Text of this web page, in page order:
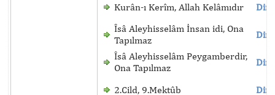
Kurân-ı Kerîm, Allah Kelâmıdır
Îsâ Aleyhisselâm İnsan idi, Ona
Tapılmaz
Îsâ Aleyhisselâm Peygamberdir,
Ona Tapılmaz
2.Cild, 9.Mektûb